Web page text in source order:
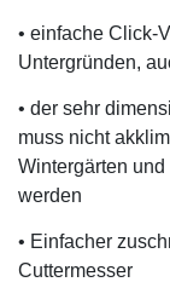
• einfache Click-
Untergründen,
• der sehr
muss nicht
Wintergärten
werden
• Einfacher
Cuttermesser